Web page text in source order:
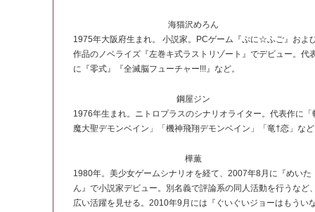
海猫沢めろん
1975年大阪府生まれ。 小説家。PCゲーム『ぷに☆ふご』およ
作品のノベライズ『左巻キ式ラストリゾート』でデビュー。代
に『零式』『全滅脳フューチャー!!!』など。
鋼屋ジン
1976年生まれ。ニトロプラスのシナリオライター。代表作に「
魔大聖デモンベイン」「機神飛翔デモンベイン」「竜†恋」な
樺薫
1980年。美少女ゲームシナリオを経て、2007年8月に『めいた
ん』で小説家デビュー。別名義で評論系の同人活動を行うなど
広い活躍を見せる。2010年9月には『ぐいぐいジョーはもうい